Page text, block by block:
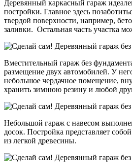
Деревянный каркасный гараж
постройки. Главное здесь
твердой поверхности, например,
заливки. Остальная часть участка
Вместительный гараж без
размещение двух автомобилей. У
небольшое чердачное помещение,
хранить зимнюю резину и любой
Небольшой гараж с навесом
досок. Постройка представляет
из легкой древесины.